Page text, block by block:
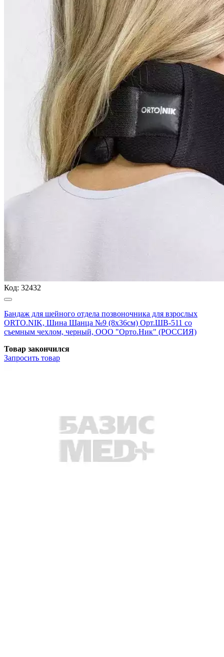
Код: 32432
Бандаж для шейного отдела позвоночника для взрослых
ORTO.NIK, Шина Шанца №9 (8х36см) Орт.ШВ-511 со
съемным чехлом, черный, ООО "Орто.Ник" (РОССИЯ)
Товар закончился
Запросить товар